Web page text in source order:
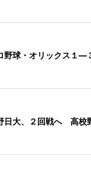
野球・オリックス１―
日大、２回戦へ 高校